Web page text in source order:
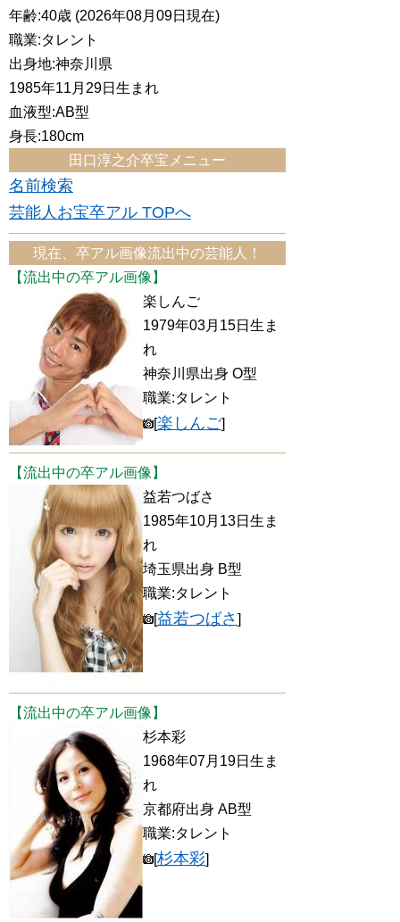
年齢:40歳 (2026年08月09日現在)
職業:タレント
出身地:神奈川県
1985年11月29日生まれ
血液型:AB型
身長:180cm
田口淳之介卒宝メニュー
名前検索
芸能人お宝卒アル TOPへ
現在、卒アル画像流出中の芸能人！
【流出中の卒アル画像】
楽しんご
1979年03月15日生ま
れ
神奈川県出身 O型
職業:タレント
[楽しんご]
【流出中の卒アル画像】
益若つばさ
1985年10月13日生ま
れ
埼玉県出身 B型
職業:タレント
[益若つばさ]
【流出中の卒アル画像】
杉本彩
1968年07月19日生ま
れ
京都府出身 AB型
職業:タレント
[杉本彩]